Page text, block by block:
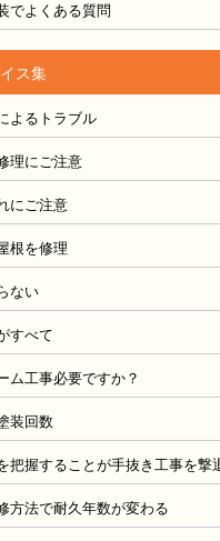
でよくある質問
ス集
よるトラブル
理にご注意
にご注意
根を修理
ない
すべて
ム工事必要ですか？
装回数
把握することが手抜き工事を撃
方法で耐久年数が変わる